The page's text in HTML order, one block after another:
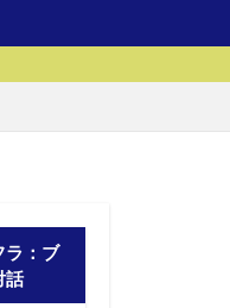
ラ：ブ
話